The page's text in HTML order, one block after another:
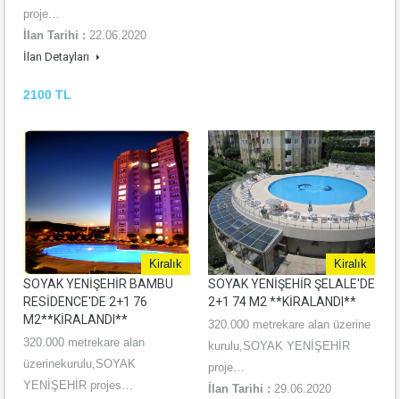
proje…
İlan Tarihi : 22.06.2020
İlan Detayları
2100 TL
Kiralık
SOYAK YENİŞEHİR BAMBU
RESİDENCE'DE 2+1 76
M2**KİRALANDI**
320.000 metrekare alan
üzerinekurulu,SOYAK
YENİŞEHİR projes…
Kiralık
SOYAK YENİŞEHİR ŞELALE'DE
2+1 74 M2 **KİRALANDI**
320.000 metrekare alan üzerine
kurulu,SOYAK YENİŞEHİR
proje…
İlan Tarihi : 29.06.2020